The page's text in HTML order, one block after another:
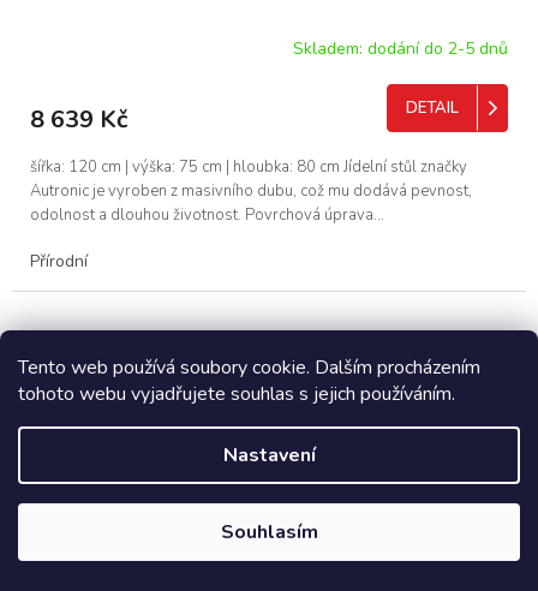
Tento web používá soubory cookie. Dalším procházením
tohoto webu vyjadřujete souhlas s jejich používáním.
Nastavení
Souhlasím
Skladem: dodání do 2-5 dnů
8 639 Kč DETAIL
šířka: 120 cm | výška: 75 cm | hloubka: 80 cm Jídelní stůl značky
Autronic je vyroben z masivního dubu, což mu dodává pevnost,
odolnost a dlouhou životnost. Povrchová úprava...
Přírodní